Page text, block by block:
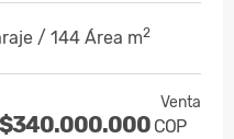
/ 144 Área m2
Venta
$340.000.000 COP